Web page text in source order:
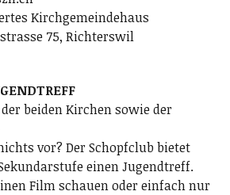
Kirchgemeindehaus
75, Richterswil
beiden Kirchen sowie der
vor? Der Schopfclub bietet
einen Jugendtreff.
Film schauen oder einfach nur